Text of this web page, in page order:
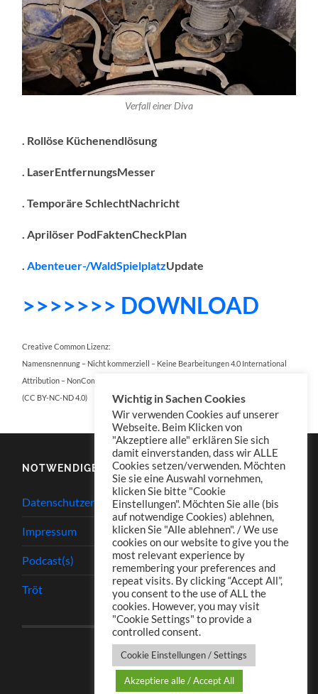
Verfall einer Diva
. Rollöse Küchenendlösung
. LaserEntfernungsMesser
. Temporäre SchlechtNachricht
. Aprilöser PodFaktenCheckPlan
.Abenteuer-/WaldSpielplatzUpdate
>>>>>>> DOWNLOAD
Creative Common Lizenz:
Namensnennung – Nicht kommerziell – Keine Bearbeitungen 4.0 International
Attribution – NonCommercial – NoDerivatives 4.0 International
(CC BY-NC-ND 4.0)
NOTWENDIGES
Datenschutzerklärung
Impressum
Podcast(s)
Tröt
Wichtig in Sachen Cookies
Wir verwenden Cookies auf unserer
Webseite. Beim Klicken von
"Akzeptiere alle" erklären Sie sich
damit einverstanden, dass wir ALLE
Cookies setzen/verwenden. Möchten
Sie sie eine Auswahl vornehmen,
klicken Sie bitte "Cookie
Einstellungen". Möchten Sie alle (bis
auf notwendige Cookies) ablehnen,
klicken Sie "Alle ablehnen". / We use
cookies on our website to give you the
most relevant experience by
remembering your preferences and
repeat visits. By clicking “Accept All”,
you consent to the use of ALL the
cookies. However, you may visit
"Cookie Settings" to provide a
controlled consent.
Cookie Einstellungen / Settings
Akzeptiere alle / Accept All